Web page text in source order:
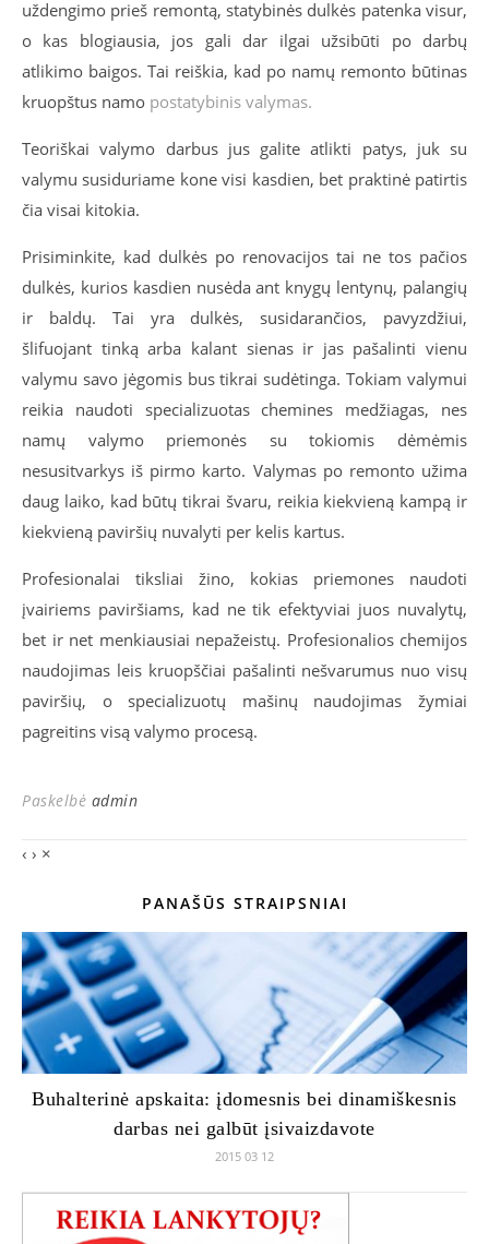
uždengimo prieš remontą, statybinės dulkės patenka visur,
o kas blogiausia, jos gali dar ilgai užsibūti po darbų
atlikimo baigos. Tai reiškia, kad po namų remonto būtinas
kruopštus namo postatybinis valymas.
Teoriškai valymo darbus jus galite atlikti patys, juk su
valymu susiduriame kone visi kasdien, bet praktinė patirtis
čia visai kitokia.
Prisiminkite, kad dulkės po renovacijos tai ne tos pačios
dulkės, kurios kasdien nusėda ant knygų lentynų, palangių
ir baldų. Tai yra dulkės, susidarančios, pavyzdžiui,
šlifuojant tinką arba kalant sienas ir jas pašalinti vienu
valymu savo jėgomis bus tikrai sudėtinga. Tokiam valymui
reikia naudoti specializuotas chemines medžiagas, nes
namų valymo priemonės su tokiomis dėmėmis
nesusitvarkys iš pirmo karto. Valymas po remonto užima
daug laiko, kad būtų tikrai švaru, reikia kiekvieną kampą ir
kiekvieną paviršių nuvalyti per kelis kartus.
Profesionalai tiksliai žino, kokias priemones naudoti
įvairiems paviršiams, kad ne tik efektyviai juos nuvalytų,
bet ir net menkiausiai nepažeistų. Profesionalios chemijos
naudojimas leis kruopščiai pašalinti nešvarumus nuo visų
paviršių, o specializuotų mašinų naudojimas žymiai
pagreitins visą valymo procesą.
Paskelbė admin
‹ › ×
PANAŠŪS STRAIPSNIAI
Buhalterinė apskaita: įdomesnis bei dinamiškesnis
darbas nei galbūt įsivaizdavote
2015 03 12